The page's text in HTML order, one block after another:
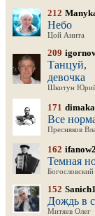
212
Небо
Цой Анита
209
Танцуй,
девочка
Шкитун
171
Все
Пресняков
162 ifanow2
Темная
152
Дождь в
Митяев Олег